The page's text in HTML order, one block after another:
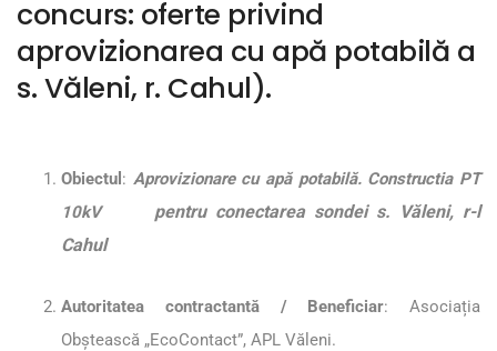
concurs: oferte privind
aprovizionarea cu apă potabilă a
s. Văleni, r. Cahul).
Obiectul : Aprovizionare cu apă potabilă. Constructia PT
10kV
pentru conectarea sondei s. Văleni, r-l
Cahul
Autoritatea contractantă / Beneficiar: Asociația
Obștească „EcoContact”, APL Văleni.